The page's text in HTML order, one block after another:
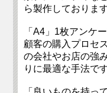
ら製作しております
「A4」1枚アンケ
顧客の購入プロセ
の会社やお店の強
りに最適な手法です